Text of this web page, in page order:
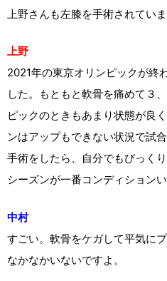
上野さんも左膝を手術されていま
上野
2021年の東京オリンピックが終
した。もともと軟骨を痛めて３
ピックのときもあまり状態が良
ンはアップもできない状況で試
手術をしたら、自分でもびっく
シーズンが一番コンディションい
中村
すごい。軟骨をケガして平気に
なかなかいないですよ。